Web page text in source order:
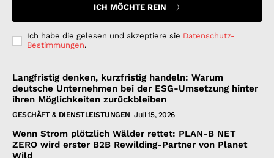
ICH MÖCHTE REIN
Ich habe die gelesen und akzeptiere sie Datenschutz-
Bestimmungen.
Langfristig denken, kurzfristig handeln: Warum
deutsche Unternehmen bei der ESG-Umsetzung hinter
ihren Möglichkeiten zurückbleiben
GESCHÄFT & DIENSTLEISTUNGEN Juli 15, 2026
Wenn Strom plötzlich Wälder rettet: PLAN-B NET
ZERO wird erster B2B Rewilding-Partner von Planet
Wild